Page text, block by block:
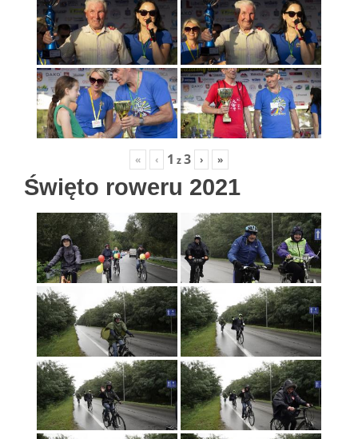
« ‹ 1 z3 › »
Święto roweru 2021